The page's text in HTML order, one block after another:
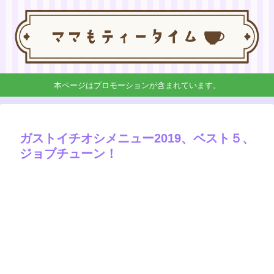
本ページはプロモーションが含まれています。
ガストイチオシメニュー2019、ベスト５、
ジョブチューン！